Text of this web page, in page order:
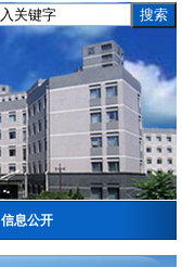
信息公开